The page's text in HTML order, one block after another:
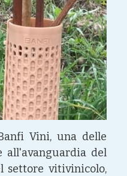
Vini, una delle
del
settore vitivinicolo,